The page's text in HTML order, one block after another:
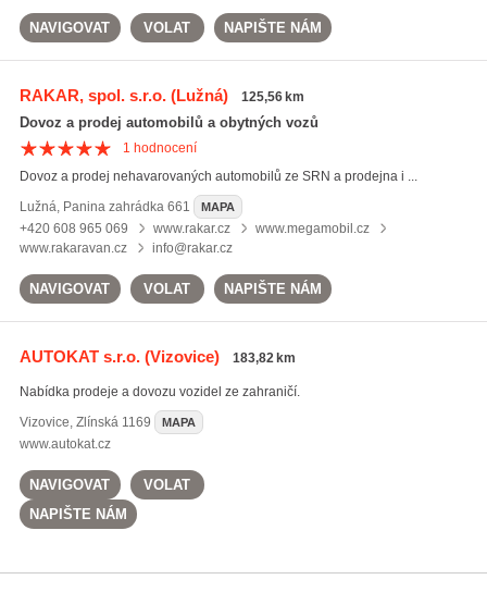
NAVIGOVAT VOLAT NAPIŠTE NÁM
RAKAR, spol. s.r.o.(Lužná) 125,56 km
Dovoz a prodej automobilů a obytných vozů
1 hodnocení
Dovoz a prodej nehavarovaných automobilů ze SRN a prodejna i ...
Lužná, Panina zahrádka 661 MAPA
+420 608 965 069 www.rakar.cz
www.megamobil.cz
www.rakaravan.cz
info@rakar.cz
NAVIGOVAT VOLAT NAPIŠTE NÁM
AUTOKAT s.r.o.(Vizovice) 183,82 km
Nabídka prodeje a dovozu vozidel ze zahraničí.
Vizovice, Zlínská 1169 MAPA
www.autokat.cz
NAVIGOVAT
VOLAT
NAPIŠTE NÁM